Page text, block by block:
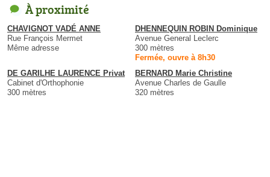
À proximité
CHAVIGNOT VADÉ ANNE
Rue François Mermet
Même adresse
DHENNEQUIN ROBIN Dominique
Avenue General Leclerc
300 mètres
Fermée, ouvre à 8h30
DE GARILHE LAURENCE Privat
Cabinet d'Orthophonie
300 mètres
BERNARD Marie Christine
Avenue Charles de Gaulle
320 mètres